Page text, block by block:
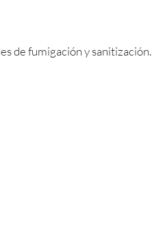
de fumigación y sanitización.